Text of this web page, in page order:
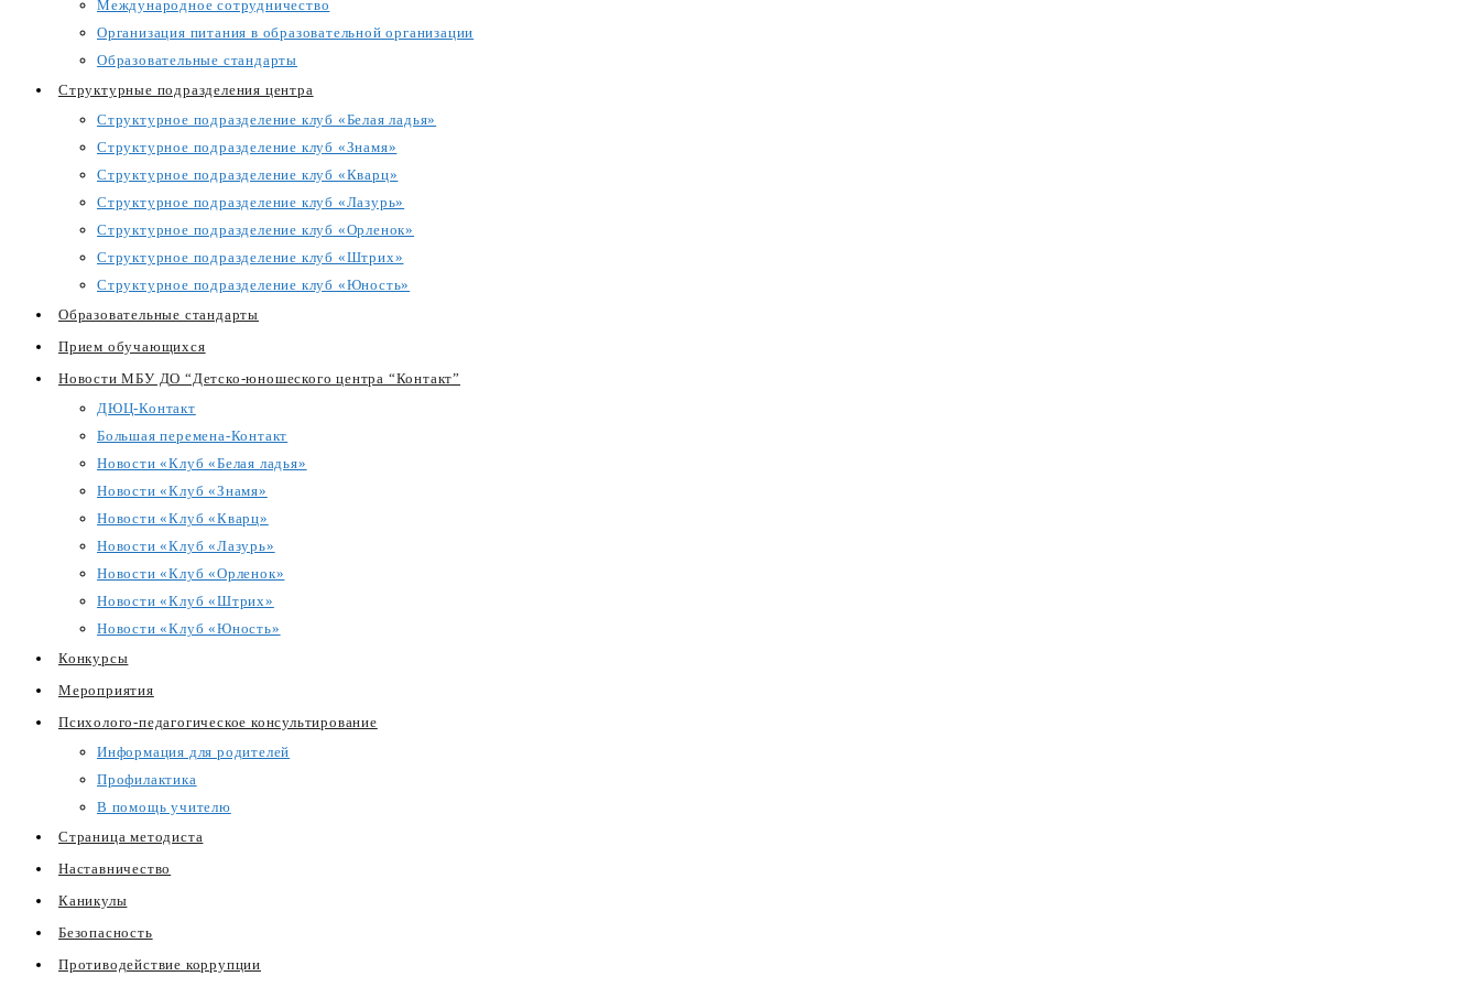
Международное сотрудничество
Организация питания в образовательной организации
Образовательные стандарты
Структурные подразделения центра
Структурное подразделение клуб «Белая ладья»
Структурное подразделение клуб «Знамя»
Структурное подразделение клуб «Кварц»
Структурное подразделение клуб «Лазурь»
Структурное подразделение клуб «Орленок»
Структурное подразделение клуб «Штрих»
Структурное подразделение клуб «Юность»
Образовательные стандарты
Прием обучающихся
Новости МБУ ДО “Детско-юношеского центра “Контакт”
ДЮЦ-Контакт
Большая перемена-Контакт
Новости «Клуб «Белая ладья»
Новости «Клуб «Знамя»
Новости «Клуб «Кварц»
Новости «Клуб «Лазурь»
Новости «Клуб «Орленок»
Новости «Клуб «Штрих»
Новости «Клуб «Юность»
Конкурсы
Мероприятия
Психолого-педагогическое консультирование
Информация для родителей
Профилактика
В помощь учителю
Страница методиста
Наставничество
Каникулы
Безопасность
Противодействие коррупции